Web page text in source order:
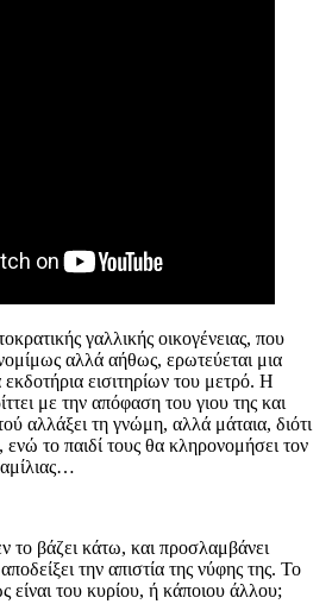
γαλλικής οικογένειας, που
αλλά αήθως, ερωτεύεται μια
εισιτηρίων του μετρό. Η
με την απόφαση του γιου της και
αλλάξει τη γνώμη, αλλά μάταια, διότι
ενώ το παιδί τους θα κληρονομήσει τον
το βάζει κάτω, και προσλαμβάνει
την απιστία της νύφης της. Το
είναι του κυρίου, ή κάποιου άλλου;